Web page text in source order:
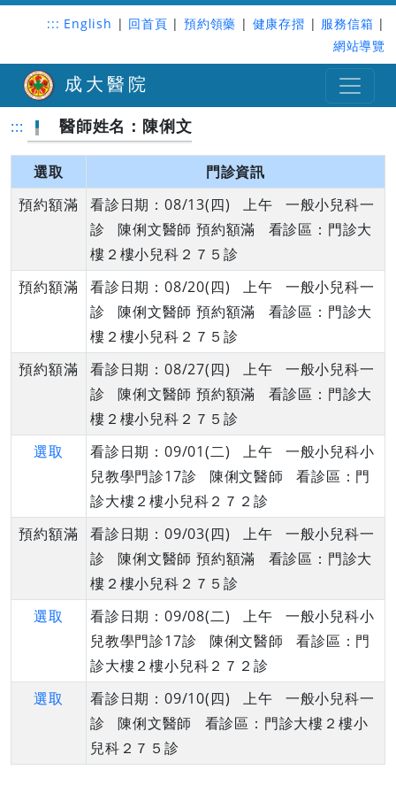
::: English | 回首頁 | 預約領藥 | 健康存摺 | 服務信箱 |
網站導覽
成大醫院
::: 醫師姓名：陳俐文
選取
門診資訊
預約額滿
看診日期：08/13(四) 上午 一般小兒科一
診 陳俐文醫師 預約額滿 看診區：門診大
樓２樓小兒科２７５診
預約額滿
看診日期：08/20(四) 上午 一般小兒科一
診 陳俐文醫師 預約額滿 看診區：門診大
樓２樓小兒科２７５診
預約額滿
看診日期：08/27(四) 上午 一般小兒科一
診 陳俐文醫師 預約額滿 看診區：門診大
樓２樓小兒科２７５診
選取
看診日期：09/01(二) 上午 一般小兒科小
兒教學門診17診 陳俐文醫師 看診區：門
診大樓２樓小兒科２７２診
預約額滿
看診日期：09/03(四) 上午 一般小兒科一
診 陳俐文醫師 預約額滿 看診區：門診大
樓２樓小兒科２７５診
選取
看診日期：09/08(二) 上午 一般小兒科小
兒教學門診17診 陳俐文醫師 看診區：門
診大樓２樓小兒科２７２診
選取
看診日期：09/10(四) 上午 一般小兒科一
診 陳俐文醫師 看診區：門診大樓２樓小
兒科２７５診